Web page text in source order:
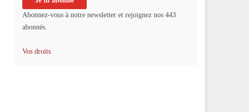
Abonnez-vous à notre newsletter et rejoignez nos 443
abonnés.
Vos droits